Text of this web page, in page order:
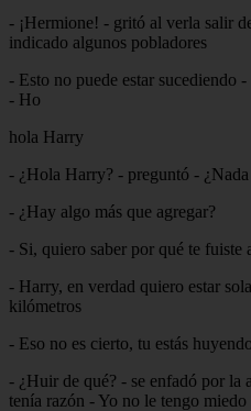
- ¡Hermione! - gritó al verla salir
indicado algunos pobladores
- Esto no puede estar sucediendo
- Ho
hola Harry
- ¿Hola Harry? - preguntó - ¿Nada
- ¿Hay algo más que agregar?
- Si, quiero saber por qué te fuiste
- Harry, en verdad quiero estar
kilómetros
- Eso no es cierto, tu estás huyendo
- ¿Huir de qué? - se enfadó por la
tenía razón - Yo no le tengo miedo